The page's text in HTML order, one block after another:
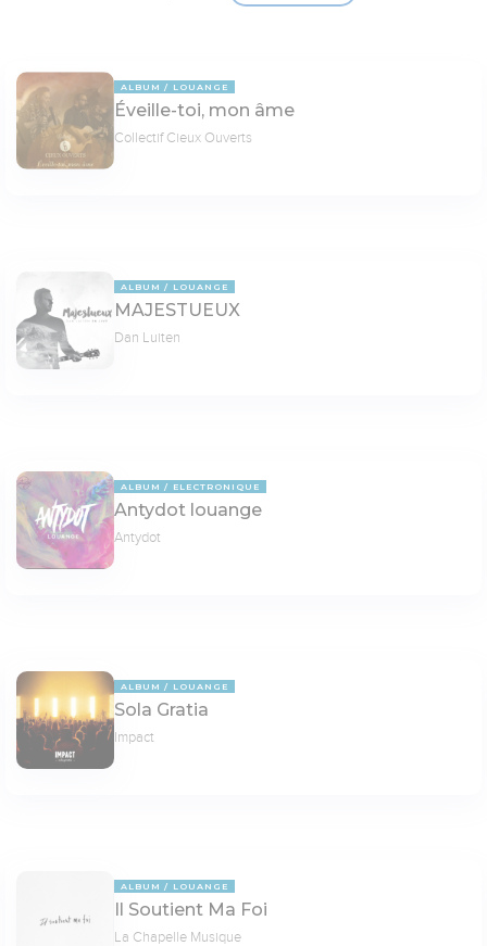
ALBUM LOUANGE
Éveille-toi, mon âme
Collectif Cieux Ouverts
ALBUM LOUANGE
MAJESTUEUX
Dan Luiten
ALBUM ELECTRONIQUE
Antydot louange
Antydot
ALBUM LOUANGE
Sola Gratia
Impact
ALBUM LOUANGE
Il Soutient Ma Foi
La Chapelle Musique